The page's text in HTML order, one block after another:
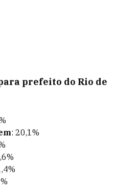
prefeito do Rio de
: 20,1%